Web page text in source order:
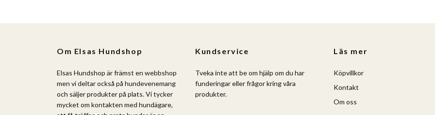
Om Elsas Hundshop
Elsas Hundshop är främst en webbshop
men vi deltar också på hundevenemang
och säljer produkter på plats. Vi tycker
mycket om kontakten med hundägare,
Kundservice
Tveka inte att be om hjälp om du har
funderingar eller frågor kring våra
produkter.
Läs mer
Köpvillkor
Kontakt
Om oss